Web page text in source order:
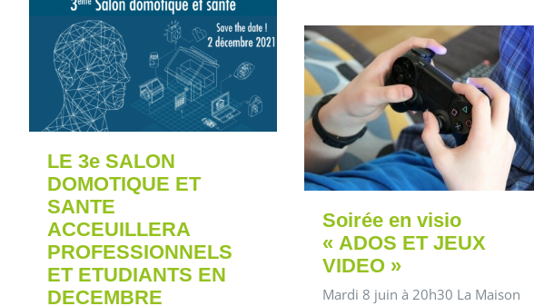
LE 3e SALON
DOMOTIQUE ET
SANTE
ACCEUILLERA
PROFESSIONNELS
ET ETUDIANTS EN
DECEMBRE
Soirée en visio
« ADOS ET JEUX
VIDEO »
Mardi 8 juin à 20h30 La Maison